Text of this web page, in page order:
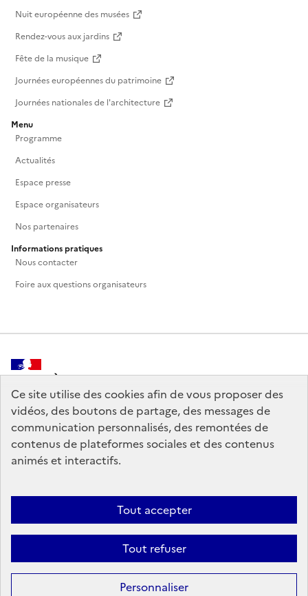
Ce site utilise des cookies afin de vous proposer des
vidéos, des boutons de partage, des messages de
communication personnalisés, des remontées de
contenus de plateformes sociales et des contenus
animés et interactifs.
Tout accepter
Tout refuser
Personnaliser
Nuit européenne des musées
Rendez-vous aux jardins
Fête de la musique
Journées européennes du patrimoine
Journées nationales de l'architecture
Menu
Programme
Actualités
Espace presse
Espace organisateurs
Nos partenaires
Informations pratiques
Nous contacter
Foire aux questions organisateurs
MINISTÈRE
DE LA CULTURE
legifrance.gouv.fr
service-public.gouv.fr
data.gouv.fr
Sauf mention contraire, tous les contenus de ce site sont sous